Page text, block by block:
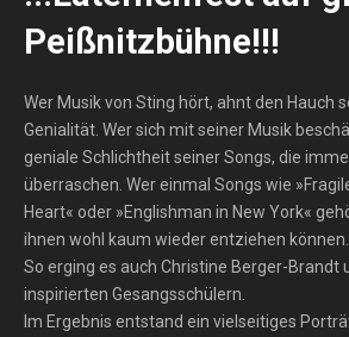
Peißnitzbühne!!!
Wer Musik von Sting hört, ahnt den Hauch
Genialität. Wer sich mit seiner Musik
geniale Schlichtheit seiner Songs, die
überraschen. Wer einmal Songs wie
Heart« oder »Englishman in New York«
ihnen wohl kaum wieder entziehen können.
So erging es auch Christine Berger-Brandt
inspirierten Gesangsschülern.
Im Ergebnis entstand ein vielseitiges